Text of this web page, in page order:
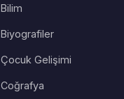
Bilim
Biyografiler
Çocuk Gelişimi
Coğrafya